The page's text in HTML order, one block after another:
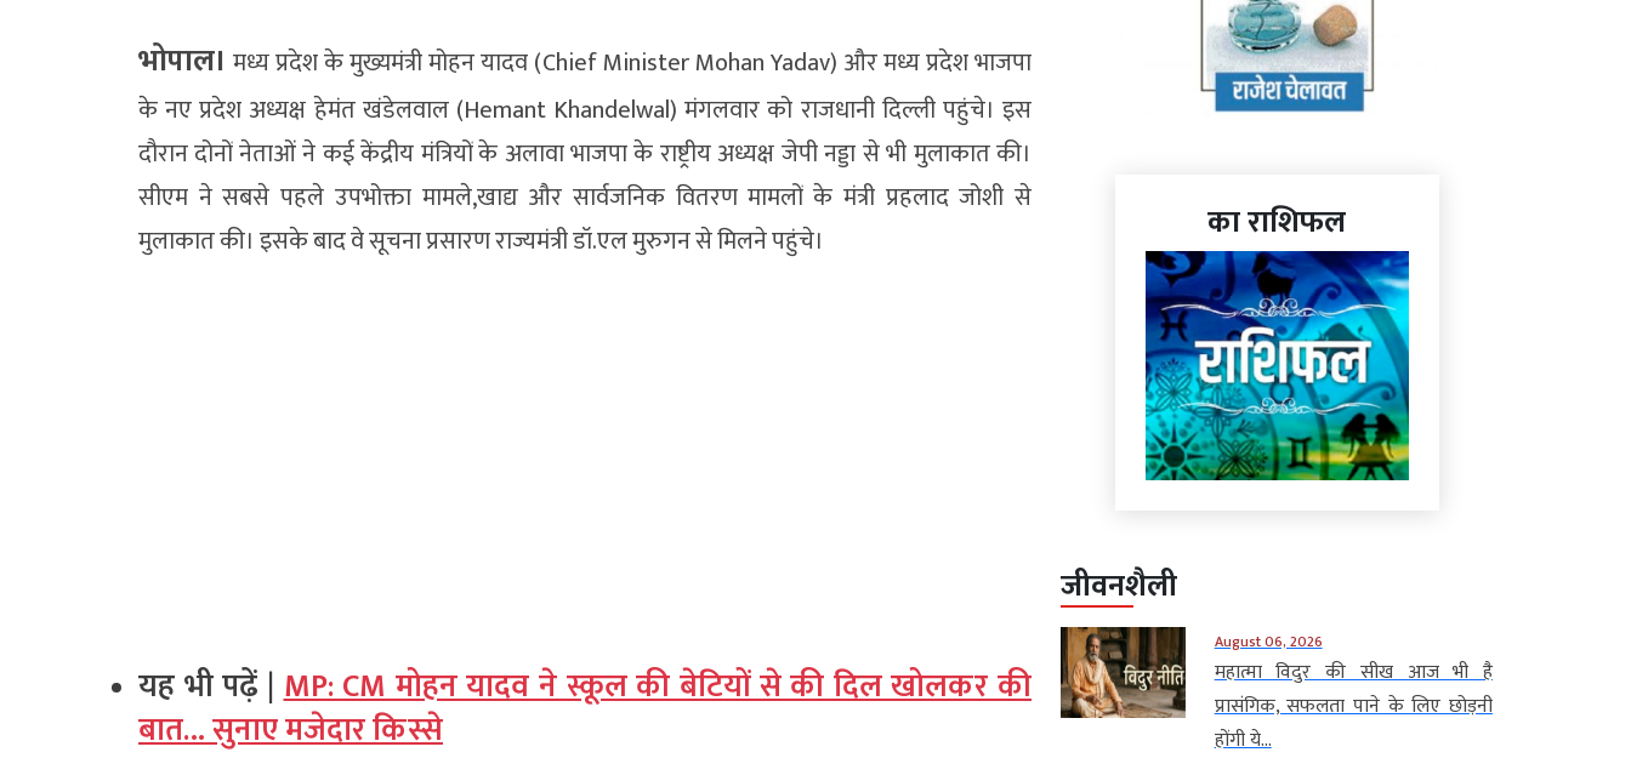
भोपाल। मध्य प्रदेश के मुख्यमंत्री मोहन यादव (Chief Minister Mohan Yadav) और मध्य प्रदेश भाजपा
के नए प्रदेश अध्यक्ष हेमंत खंडेलवाल (Hemant Khandelwal) मंगलवार को राजधानी दिल्ली पहुंचे। इस
दौरान दोनों नेताओं ने कई केंद्रीय मंत्रियों के अलावा भाजपा के राष्ट्रीय अध्यक्ष जेपी नड्डा से भी मुलाकात की।
सीएम ने सबसे पहले उपभोक्ता मामले,खाद्य और सार्वजनिक वितरण मामलों के मंत्री प्रहलाद जोशी से
मुलाकात की। इसके बाद वे सूचना प्रसारण राज्यमंत्री डॉ.एल मुरुगन से मिलने पहुंचे।
यह भी पढ़ें |MP: CM मोहन यादव ने स्कूल की बेटियों से की दिल खोलकर की
बात… सुनाए मजेदार किस्से
का राशिफल
जीवनशैली
August 06, 2026
महात्मा विदुर की सीख आज भी है
प्रासंगिक, सफलता पाने के लिए छोड़नी
होंगी ये...